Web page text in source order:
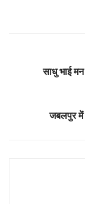
साधु भाई
जबलपुर में